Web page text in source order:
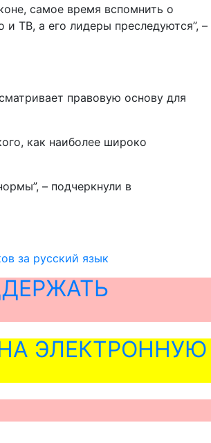
самое время вспомнить о
ТВ, а его лидеры преследуются”, –
правовую основу для
как наиболее широко
– подчеркнули в
за русский язык
ЭЛЕКТРОННУЮ